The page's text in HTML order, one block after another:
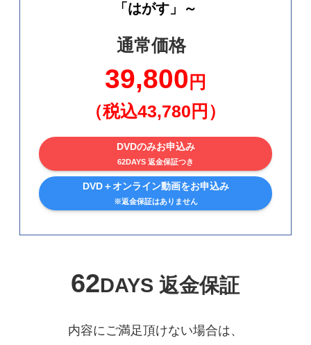
「はがす」～
通常価格
39,800 円
（税込43,780円）
DVDのみお申込み
62DAYS 返金保証つき
DVD＋オンライン動画をお申込み
※返金保証はありません
62DAYS 返金保証
内容にご満足頂けない場合は、